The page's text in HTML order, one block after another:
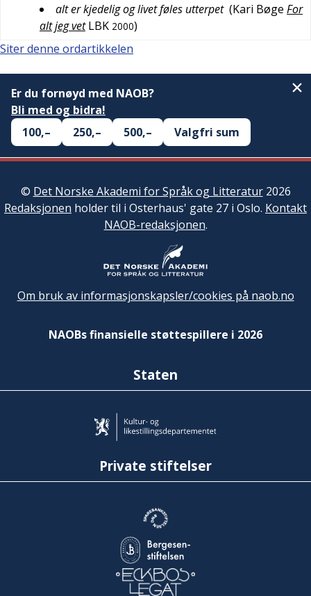
alt er kjedelig og livet føles utterpet (Kari Bøge For
alt jeg vet LBK 2000)
Siter denne ordartikkelen
Er du fornøyd med NAOB?
Bli med og bidra!
100,–
250,– 500,– Valgfri sum
© Det Norske Akademi for Språk og Litteratur2026
Redaksjonen holder til i Osterhaus' gate 27 i Oslo. Kontakt
NAOB-redaksjonen.
Om bruk av informasjonskapsler/cookies på naob.no
NAOBs finansielle støttespillere i 2026
Staten
Private stiftelser